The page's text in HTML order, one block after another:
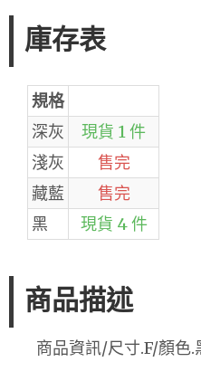
庫存表
規格
深灰
現貨 1 件
淺灰
售完
藏藍
售完
黑
現貨 4 件
商品描述
商品資訊/尺寸.F/顏色